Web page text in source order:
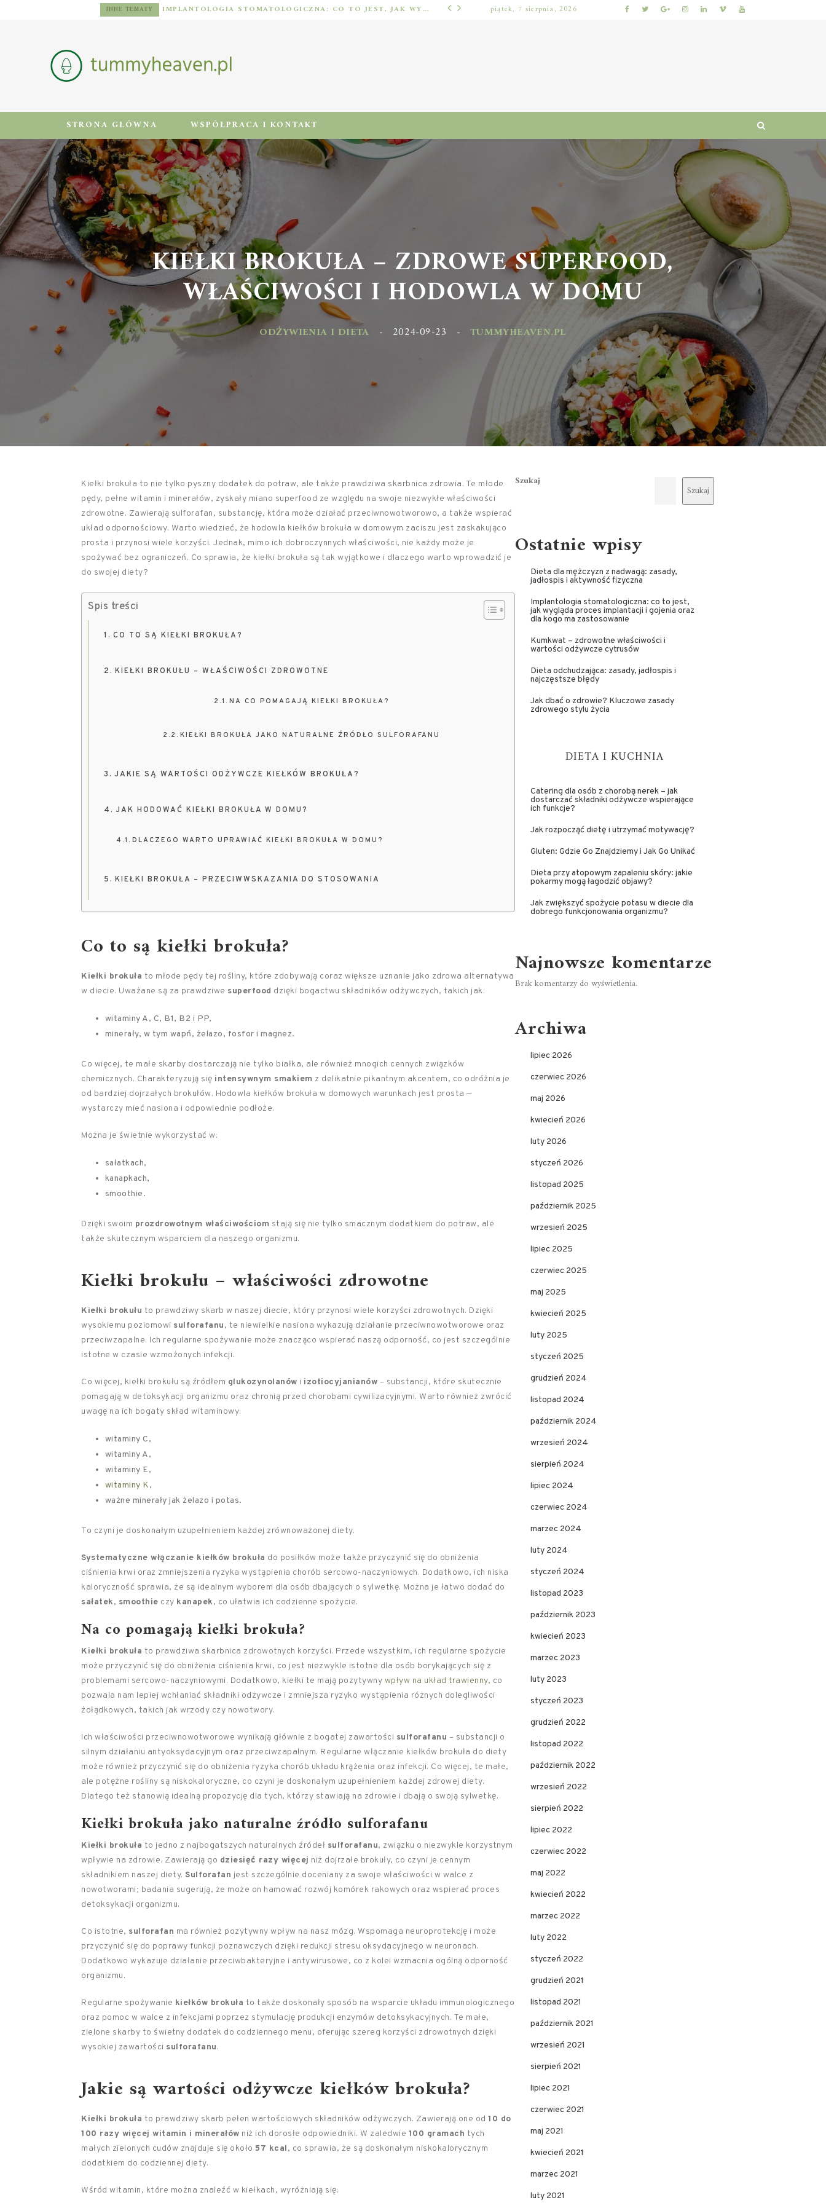
INNE TEMATY IMPLANTOLOGIA STOMATOLOGICZNA: CO TO JEST, JAK WYGLĄDA PROCES IMPLANTACJI I GOJENIA ORAZ DLA KOGO MA ZASTOSOWANIE ODŻYWIENIA I DIETA
piątek, 7 sierpnia, 2026
STRONA GŁÓWNA WSPÓŁPRACA I KONTAKT
KIEŁKI BROKUŁA – ZDROWE SUPERFOOD,
WŁAŚCIWOŚCI I HODOWLA W DOMU
ODŻYWIENIA I DIETA
Kiełki brokuła to nie tylko pyszny dodatek do potraw, ale także prawdziwa skarbnica zdrowia. Te młode
pędy, pełne witamin i minerałów, zyskały miano superfood ze względu na swoje niezwykłe właściwości
zdrowotne. Zawierają sulforafan, substancję, która może działać przeciwnowotworowo, a także wspierać
układ odpornościowy. Warto wiedzieć, że hodowla kiełków brokuła w domowym zaciszu jest zaskakująco
prosta i przynosi wiele korzyści. Jednak, mimo ich dobroczynnych właściwości, nie każdy może je
spożywać bez ograniczeń. Co sprawia, że kiełki brokuła są tak wyjątkowe i dlaczego warto wprowadzić je
do swojej diety?
Spis treści
CO TO SĄ KIEŁKI BROKUŁA?
KIEŁKI BROKUŁU – WŁAŚCIWOŚCI ZDROWOTNE
NA CO POMAGAJĄ KIEŁKI BROKUŁA?
KIEŁKI BROKUŁA JAKO NATURALNE ŹRÓDŁO SULFORAFANU
JAKIE SĄ WARTOŚCI ODŻYWCZE KIEŁKÓW BROKUŁA?
JAK HODOWAĆ KIEŁKI BROKUŁA W DOMU?
DLACZEGO WARTO UPRAWIAĆ KIEŁKI BROKUŁA W DOMU?
KIEŁKI BROKUŁA – PRZECIWWSKAZANIA DO STOSOWANIA
Co to są kiełki brokuła?
Kiełki brokuła to młode pędy tej rośliny, które zdobywają coraz większe uznanie jako zdrowa alternatywa
w diecie. Uważane są za prawdziwe superfood dzięki bogactwu składników odżywczych, takich jak:
witaminy A, C, B1, B2 i PP,
minerały, w tym wapń, żelazo, fosfor i magnez.
Co więcej, te małe skarby dostarczają nie tylko białka, ale również mnogich cennych związków
chemicznych. Charakteryzują się intensywnym smakiem z delikatnie pikantnym akcentem, co odróżnia je
od bardziej dojrzałych brokułów. Hodowla kiełków brokuła w domowych warunkach jest prosta —
wystarczy mieć nasiona i odpowiednie podłoże.
Można je świetnie wykorzystać w:
sałatkach,
kanapkach,
smoothie.
Dzięki swoim prozdrowotnym właściwościom stają się nie tylko smacznym dodatkiem do potraw, ale
także skutecznym wsparciem dla naszego organizmu.
Kiełki brokułu – właściwości zdrowotne
Kiełki brokułu to prawdziwy skarb w naszej diecie, który przynosi wiele korzyści zdrowotnych. Dzięki
wysokiemu poziomowi sulforafanu, te niewielkie nasiona wykazują działanie przeciwnowotworowe oraz
przeciwzapalne. Ich regularne spożywanie może znacząco wspierać naszą odporność, co jest szczególnie
istotne w czasie wzmożonych infekcji.
Co więcej, kiełki brokułu są źródłem glukozynolanów i izotiocyjanianów – substancji, które skutecznie
pomagają w detoksykacji organizmu oraz chronią przed chorobami cywilizacyjnymi. Warto również zwrócić
uwagę na ich bogaty skład witaminowy:
witaminy C,
witaminy A,
witaminy E,
witaminy K,
ważne minerały jak żelazo i potas.
To czyni je doskonałym uzupełnieniem każdej zrównoważonej diety.
Systematyczne włączanie kiełków brokuła do posiłków może także przyczynić się do obniżenia
ciśnienia krwi oraz zmniejszenia ryzyka wystąpienia chorób sercowo-naczyniowych. Dodatkowo, ich niska
kaloryczność sprawia, że są idealnym wyborem dla osób dbających o sylwetkę. Można je łatwo dodać do
sałatek, smoothie czy kanapek, co ułatwia ich codzienne spożycie.
Na co pomagają kiełki brokuła?
Kiełki brokuła to prawdziwa skarbnica zdrowotnych korzyści. Przede wszystkim, ich regularne spożycie
może przyczynić się do obniżenia ciśnienia krwi, co jest niezwykle istotne dla osób borykających się z
problemami sercowo-naczyniowymi. Dodatkowo, kiełki te mają pozytywny wpływ na układ trawienny, co
pozwala nam lepiej wchłaniać składniki odżywcze i zmniejsza ryzyko wystąpienia różnych dolegliwości
żołądkowych, takich jak wrzody czy nowotwory.
Ich właściwości przeciwnowotworowe wynikają głównie z bogatej zawartości sulforafanu – substancji o
silnym działaniu antyoksydacyjnym oraz przeciwzapalnym. Regularne włączanie kiełków brokuła do diety
może również przyczynić się do obniżenia ryzyka chorób układu krążenia oraz infekcji. Co więcej, te małe,
ale potężne rośliny są niskokaloryczne, co czyni je doskonałym uzupełnieniem każdej zdrowej diety.
Dlatego też stanowią idealną propozycję dla tych, którzy stawiają na zdrowie i dbają o swoją sylwetkę.
Kiełki brokuła jako naturalne źródło sulforafanu
Kiełki brokuła to jedno z najbogatszych naturalnych źródeł sulforafanu, związku o niezwykle korzystnym
wpływie na zdrowie. Zawierają go dziesięć razy więcej niż dojrzałe brokuły, co czyni je cennym
składnikiem naszej diety. Sulforafan jest szczególnie doceniany za swoje właściwości w walce z
nowotworami; badania sugerują, że może on hamować rozwój komórek rakowych oraz wspierać proces
detoksykacji organizmu.
Co istotne, sulforafan ma również pozytywny wpływ na nasz mózg. Wspomaga neuroprotekcję i może
przyczynić się do poprawy funkcji poznawczych dzięki redukcji stresu oksydacyjnego w neuronach.
Dodatkowo wykazuje działanie przeciwbakteryjne i antywirusowe, co z kolei wzmacnia ogólną odporność
organizmu.
Regularne spożywanie kiełków brokuła to także doskonały sposób na wsparcie układu immunologicznego
oraz pomoc w walce z infekcjami poprzez stymulację produkcji enzymów detoksykacyjnych. Te małe,
zielone skarby to świetny dodatek do codziennego menu, oferując szereg korzyści zdrowotnych dzięki
wysokiej zawartości sulforafanu.
Jakie są wartości odżywcze kiełków brokuła?
Kiełki brokuła to prawdziwy skarb pełen wartościowych składników odżywczych. Zawierają one od 10 do
100 razy więcej witamin i minerałów niż ich dorosłe odpowiedniki. W zaledwie 100 gramach tych
małych zielonych cudów znajduje się około 57 kcal, co sprawia, że są doskonałym niskokalorycznym
dodatkiem do codziennej diety.
Wśród witamin, które można znaleźć w kiełkach, wyróżniają się:
Szukaj
Szukaj
Ostatnie wpisy
Dieta dla mężczyzn z nadwagą: zasady,
jadłospis i aktywność fizyczna
Implantologia stomatologiczna: co to jest,
jak wygląda proces implantacji i gojenia oraz
dla kogo ma zastosowanie
Kumkwat – zdrowotne właściwości i
wartości odżywcze cytrusów
Dieta odchudzająca: zasady, jadłospis i
najczęstsze błędy
Jak dbać o zdrowie? Kluczowe zasady
zdrowego stylu życia
DIETA I KUCHNIA
Catering dla osób z chorobą nerek – jak
dostarczać składniki odżywcze wspierające
ich funkcje?
Jak rozpocząć dietę i utrzymać motywację?
Gluten: Gdzie Go Znajdziemy i Jak Go Unikać
Dieta przy atopowym zapaleniu skóry: jakie
pokarmy mogą łagodzić objawy?
Jak zwiększyć spożycie potasu w diecie dla
dobrego funkcjonowania organizmu?
Najnowsze komentarze
Brak komentarzy do wyświetlenia.
Archiwa
lipiec 2026
czerwiec 2026
maj 2026
kwiecień 2026
luty 2026
styczeń 2026
listopad 2025
październik 2025
wrzesień 2025
lipiec 2025
czerwiec 2025
maj 2025
kwiecień 2025
luty 2025
styczeń 2025
grudzień 2024
listopad 2024
październik 2024
wrzesień 2024
sierpień 2024
lipiec 2024
czerwiec 2024
marzec 2024
luty 2024
styczeń 2024
listopad 2023
październik 2023
kwiecień 2023
marzec 2023
luty 2023
styczeń 2023
grudzień 2022
listopad 2022
październik 2022
wrzesień 2022
sierpień 2022
lipiec 2022
czerwiec 2022
maj 2022
kwiecień 2022
marzec 2022
luty 2022
styczeń 2022
grudzień 2021
listopad 2021
październik 2021
wrzesień 2021
sierpień 2021
lipiec 2021
czerwiec 2021
maj 2021
kwiecień 2021
marzec 2021
luty 2021